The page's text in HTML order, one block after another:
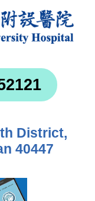
District,
40447